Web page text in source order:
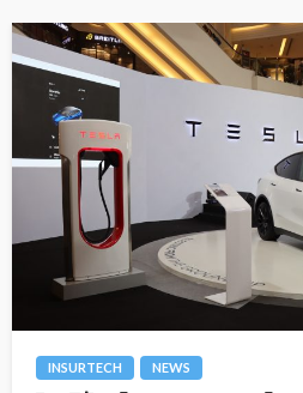
INSURTECH NEWS